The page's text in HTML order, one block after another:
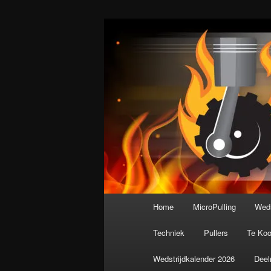
De meest krachtige
Home MicroPulling
Techniek Pullers Te
Wedstrijdkalender 2026